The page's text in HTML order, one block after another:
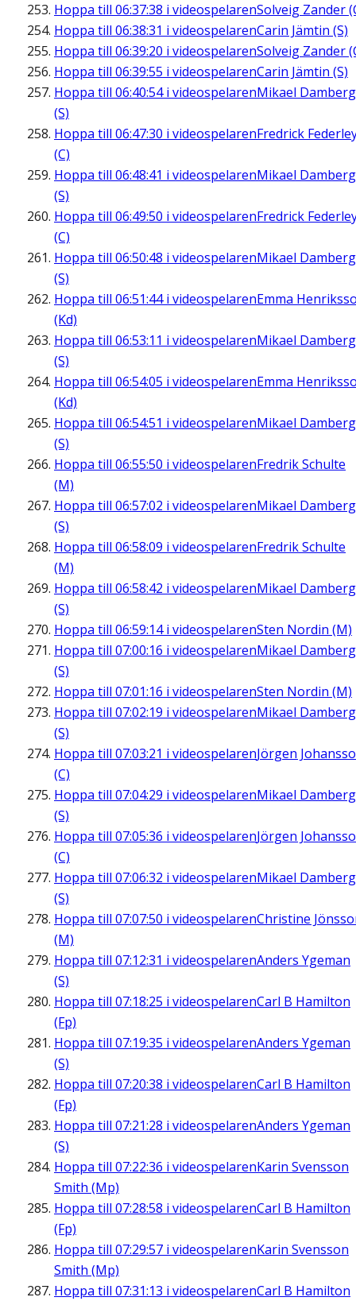
Hoppa till 06:37:38 i videospelarenSolveig Zander
Hoppa till 06:38:31 i videospelarenCarin Jämtin (S)
Hoppa till 06:39:20 i videospelarenSolveig Zander
Hoppa till 06:39:55 i videospelarenCarin Jämtin (S)
Hoppa till 06:40:54i videospelarenMikael Damberg
(S)
Hoppa till 06:47:30 i videospelarenFredrick
(C)
Hoppa till 06:48:41 i videospelarenMikael Damberg
(S)
Hoppa till 06:49:50 i videospelarenFredrick
(C)
Hoppa till 06:50:48 i videospelarenMikael Damberg
(S)
Hoppa till 06:51:44i videospelarenEmma
(Kd)
Hoppa till 06:53:11 i videospelarenMikael Damberg
(S)
Hoppa till 06:54:05 i videospelarenEmma
(Kd)
Hoppa till 06:54:51 i videospelarenMikael Damberg
(S)
Hoppa till 06:55:50 i videospelarenFredrik Schulte
(M)
Hoppa till 06:57:02 i videospelarenMikael Damberg
(S)
Hoppa till 06:58:09 i videospelarenFredrik Schulte
(M)
Hoppa till 06:58:42 i videospelarenMikael Damberg
(S)
Hoppa till 06:59:14i videospelarenSten Nordin (M)
Hoppa till 07:00:16 i videospelarenMikael Damberg
(S)
Hoppa till 07:01:16 i videospelarenSten Nordin (M)
Hoppa till 07:02:19 i videospelarenMikael Damberg
(S)
Hoppa till 07:03:21 i videospelarenJörgen
(C)
Hoppa till 07:04:29 i videospelarenMikael Damberg
(S)
Hoppa till 07:05:36 i videospelarenJörgen
(C)
Hoppa till 07:06:32 i videospelarenMikael Damberg
(S)
Hoppa till 07:07:50 i videospelarenChristine
(M)
Hoppa till 07:12:31 i videospelarenAnders Ygeman
(S)
Hoppa till 07:18:25 i videospelarenCarl B Hamilton
(Fp)
Hoppa till 07:19:35 i videospelarenAnders Ygeman
(S)
Hoppa till 07:20:38 i videospelarenCarl B Hamilton
(Fp)
Hoppa till 07:21:28 i videospelarenAnders Ygeman
(S)
Hoppa till 07:22:36 i videospelarenKarin Svensson
Smith (Mp)
Hoppa till 07:28:58 i videospelarenCarl B Hamilton
(Fp)
Hoppa till 07:29:57 i videospelarenKarin Svensson
Smith (Mp)
Hoppa till 07:31:13 i videospelarenCarl B Hamilton